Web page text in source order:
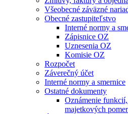
Všeobecné záväzné
Obecné zastupiteľstvo
Interné normy a
Zápisnice OZ
Uznesenia OZ
Komisie OZ
Rozpočet
Záverečný účet
Interné normy a smernice
Ostatné dokumenty
Oznámenie
majetkových